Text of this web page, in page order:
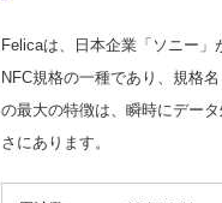
Felicaは、日本企業「ソニー
NFC規格の一種であり、規格
の最大の特徴は、瞬時にデー
さにあります。